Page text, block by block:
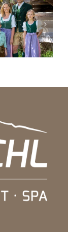
Die
Steirische
Roas zu
Gast in